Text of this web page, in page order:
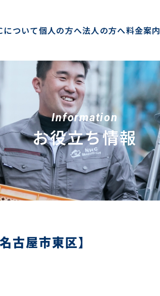
について個人の方へ法人の方へ料金案内
Information
お役立ち情報
古屋市東区】